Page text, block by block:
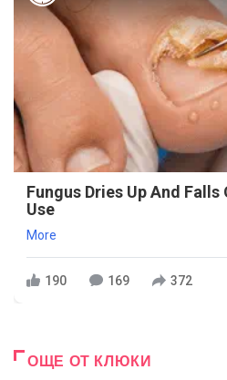
Fungus Dries Up And
Use
More
190 169 372
ОЩЕ ОТ КЛЮКИ